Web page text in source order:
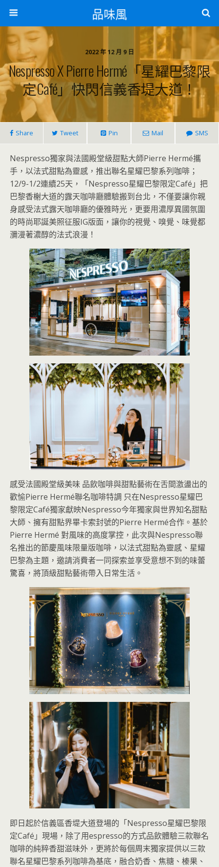
品味風
2022 年 12 月 9 日
Nespresso X Pierre Hermé「星耀巴黎限
定Café」快閃信義香堤大道！
Share Tweet Pin Mail SMS
Nespresso獨家與法國殿堂級甜點大師Pierre Hermé攜
手，以法式甜點為靈感，推出聯名星耀巴黎系列咖啡；
12/9-1/2連續25天，「Nespresso星耀巴黎限定Café」把
巴黎香榭大道的露天咖啡廳體驗搬到台北，不僅要讓你親
身感受法式露天咖啡廳的優雅時光，更要用濃厚異國氛圍
的時尚耶誕美照征服IG版面，讓你的視覺、嗅覺、味覺都
瀰漫著濃醇的法式浪漫！
感受法國殿堂級美味 品飲咖啡與甜點藝術在舌間激盪出的
歡愉Pierre Hermé聯名咖啡特調 只在Nespresso星耀巴
黎限定Café獨家獻映Nespresso今年獨家與世界知名甜點
大師、擁有甜點界畢卡索封號的Pierre Hermé合作。基於
Pierre Hermé 對風味的高度掌控，此次與Nespresso聯
名推出的節慶風味限量版咖啡，以法式甜點為靈感、星耀
巴黎為主題，邀請消費者一同探索並享受意想不到的味蕾
驚喜，將頂級甜點藝術帶入日常生活。
即日起於信義區香堤大道登場的「Nespresso星耀巴黎限
定Café」現場，除了用espresso的方式品飲體驗三款聯名
咖啡的純粹香甜滋味外，更將於每個周末獨家提供以三款
聯名星耀巴黎系列咖啡為基底，融合奶香、焦糖、榛果、